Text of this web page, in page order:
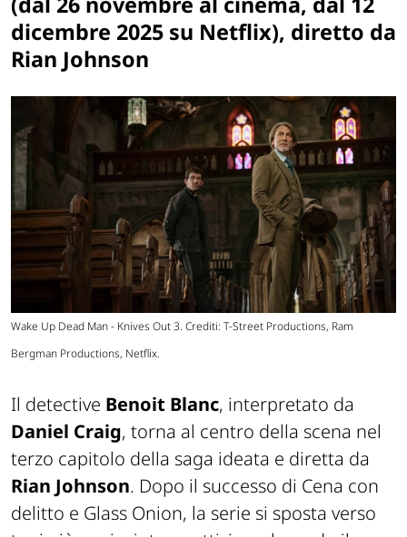
dicembre 2025 su Netflix), diretto da
Rian Johnson
Wake Up Dead Man - Knives Out 3. Crediti: T-Street Productions, Ram
Bergman Productions, Netflix.
Il detective Benoit Blanc, interpretato da
Daniel Craig, torna al centro della scena nel
terzo capitolo della saga ideata e diretta da
Rian Johnson. Dopo il successo di Cena con
delitto e Glass Onion, la serie si sposta verso